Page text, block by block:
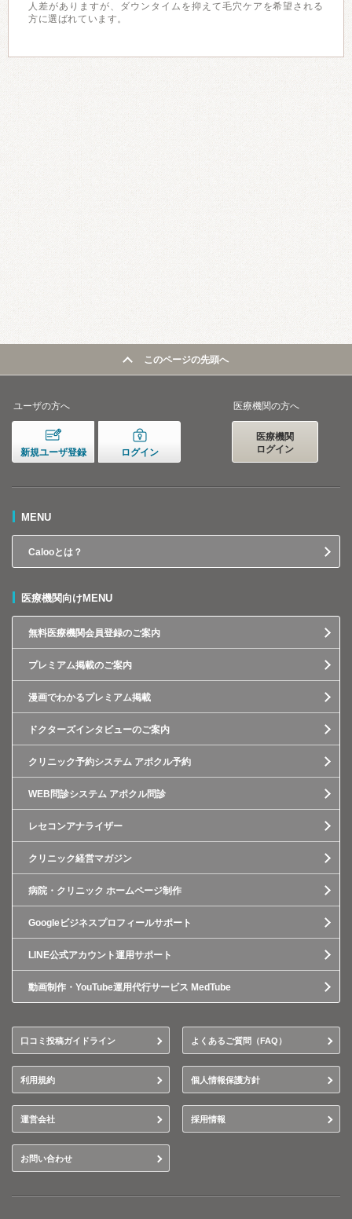
人差がありますが、ダウンタイムを抑えて毛穴ケアを希望される
方に選ばれています。
このページの先頭へ
ユーザの方へ
新規ユーザ登録 ログイン
医療機関の方へ
医療機関
ログイン
MENU
Calooとは？
医療機関向けMENU
無料医療機関会員登録のご案内
プレミアム掲載のご案内
漫画でわかるプレミアム掲載
ドクターズインタビューのご案内
クリニック予約システム アポクル予約
WEB問診システム アポクル問診
レセコンアナライザー
クリニック経営マガジン
病院・クリニック ホームページ制作
Googleビジネスプロフィールサポート
LINE公式アカウント運用サポート
動画制作・YouTube運用代行サービス MedTube
口コミ投稿ガイドライン よくあるご質問（FAQ）
利用規約 個人情報保護方針
運営会社 採用情報
お問い合わせ